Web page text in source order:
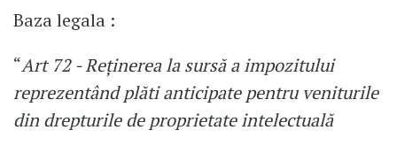
Baza legala :
“Art 72 - Reţinerea la sursă a impozitului
reprezentând plăti anticipate pentru veniturile
din drepturile de proprietate intelectuală